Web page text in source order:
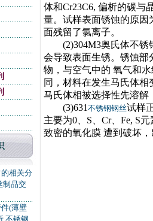
相关分
制品交
(薄壁
不锈钢
体和Cr23C6, 偏析的碳与
量。试样表面锈蚀的原因
面残留了氯离子。
(2)304M3奥氏体不锈
会导致表面生锈。锈蚀部
物，与空气中的 氧气和
同，材料在发生马氏体相
马氏体相被选择性先溶解
(3)631 不锈钢钢丝试样
主要为0、S、Cr、Fe, S
致密的氧化膜 遭到破坏，